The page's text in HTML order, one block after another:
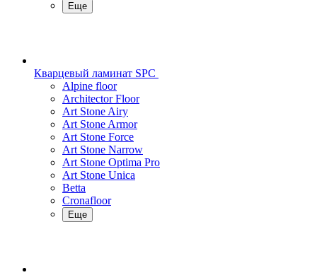
Еще
Кварцевый ламинат SPC
Alpine floor
Architector Floor
Art Stone Airy
Art Stone Armor
Art Stone Force
Art Stone Narrow
Art Stone Optima Pro
Art Stone Unica
Betta
Cronafloor
Еще